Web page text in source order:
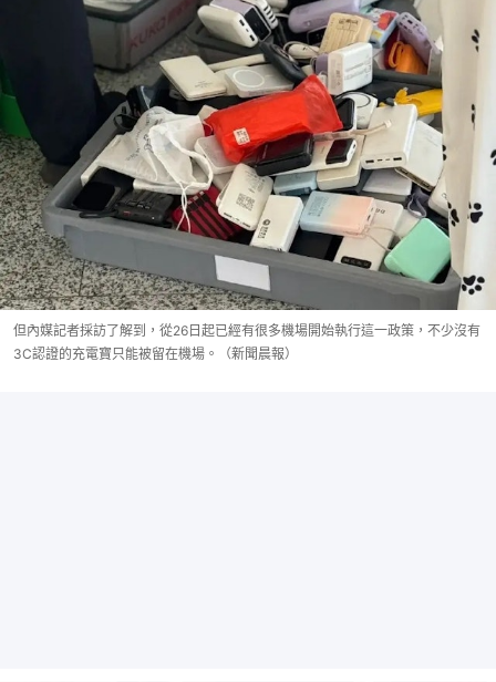
但內媒記者採訪了解到，從26日起已經有很多機場開始執行這一政策，不少沒有
3C認證的充電寶只能被留在機場。（新聞晨報）